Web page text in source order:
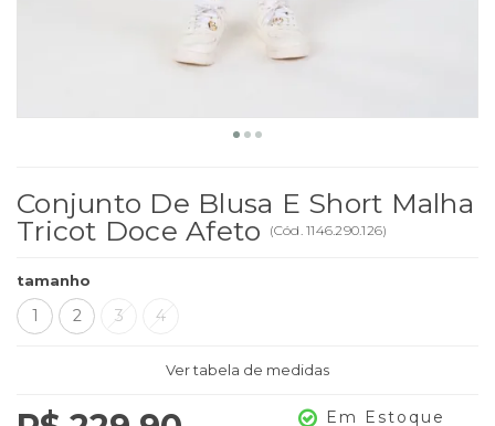
Conjunto De Blusa E Short Malha
Tricot Doce Afeto
(Cód. 1146.290.126)
tamanho
1 2 3 4
Ver tabela de medidas
Em Estoque